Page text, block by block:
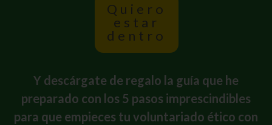
Quiero
estar
dentro
Y descárgate de regalo la guía que he
preparado con los 5 pasos imprescindibles
para que empieces tu voluntariado ético con